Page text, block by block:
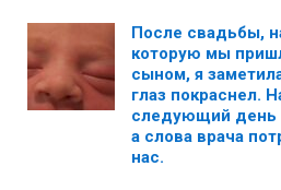
После свадьбы,
которую мы
сыном, я
глаз покраснел.
следующий день
а слова врача
нас.